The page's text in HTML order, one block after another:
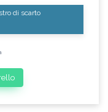
di scarto